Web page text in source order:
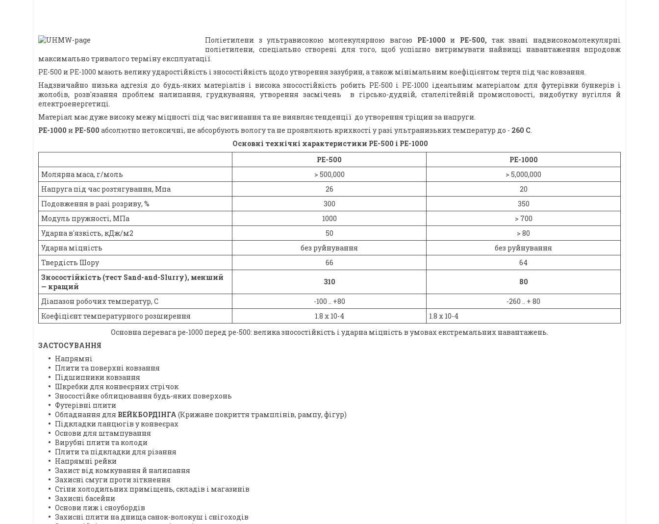
Поліетилени з ультрависокою молекулярною вагою РЕ-1000 и PE-500, так звані надвисокомолекулярні
поліетилени, спеціально створені для того, щоб успішно витримувати найвищі навантаження впродовж
максимально тривалого терміну експлуатації.
PE-500 и PE-1000 мають велику ударостійкість і зносостійкість щодо утворення зазубрин, а також мінімальним коефіцієнтом тертя під час ковзання.
Надзвичайно низька адгезія до будь-яких матеріалів і висока зносостійкість робить РЕ-500 і РЕ-1000 ідеальним матеріалом для футерівки бункерів і
жолобів, розв'язання проблем налипання, грудкування, утворення засмічень в гірсько-дудній, сталелітейній промисловості, видобутку вугілля й
електроенергетиці.
Матеріал має дуже високу межу міцності під час вигинання та не виявляє тенденції до утворення тріщин за напруги.
PE-1000 и PE-500 абсолютно нетоксичні, не абсорбують вологу та не проявляють крихкості у разі ультранизьких температур до - 260 С.
Основні технічні характеристики РЕ-500 і РЕ-1000
РЕ-500
РЕ-1000
Молярна маса, г/моль
> 500,000
> 5,000,000
Напруга під час розтягування, Мпа
26
20
Подовження в разі розриву, %
300
350
Модуль пружності, МПа
1000
> 700
Ударна в'язкість, кДж/м2
50
> 80
Ударна міцність
без руйнування
без руйнування
Твердість Шору
66
64
Зносостійкість (тест Sand-and-Slurry), менший
— кращий
310 80
Діапазон робочих температур, С -100 .. +80
-260 .. + 80
Коефіцієнт температурного розширення
1.8 х 10-4
1.8 х 10-4
Основна перевага ре-1000 перед ре-500: велика зносостійкість і ударна міцність в умовах екстремальних навантажень.
ЗАСТОСУВАННЯ
Напрямні
Плити та поверхні ковзання
Підшипники ковзання
Шкребки для конвеєрних стрічок
Зносостійке облицювання будь-яких поверхонь
Футерівні плити
Обладнання для ВЕЙКБОРДІНГА (Крижане покриття трамплінів, рампу, фігур)
Підкладки ланцюгів у конвеєрах
Основи для штампування
Вирубні плити та колоди
Плити та підкладки для різання
Напрямні рейки
Захист від комкування й налипання
Захисні смуги проти зіткнення
Стіни холодильних приміщень, складів і магазинів
Захисні басейни
Основи лиж і сноубордів
Захисні плити на днища санок-волокуш і снігоходів